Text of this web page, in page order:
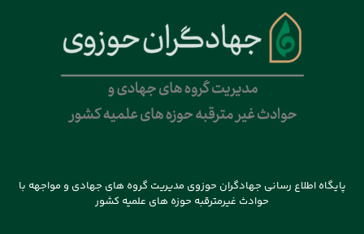
پایگاه اطلاع رسانی جهادگران حوزوی مدیریت گروه های جهادی و مواجهه با
حوادث غیرمترقبه حوزه های علمیه کشور